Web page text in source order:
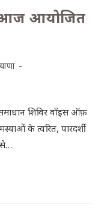
आज आयोजित
शिविर वॉइस ऑफ़
के त्वरित, पारदर्शी
से…